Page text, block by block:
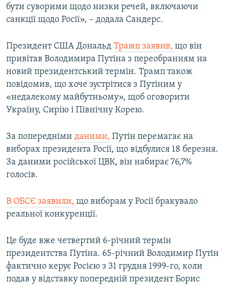
бути суворими щодо низки речей, включаючи
санкції щодо Росії», – додала Сандерс.
Президент США Дональд Трамп заявив, що він
привітав Володимира Путіна з переобранням на
новий президентський термін. Трамп також
повідомив, що хоче зустрітися з Путіним у
«недалекому майбутньому», щоб оговорити
Україну, Сирію і Північну Корею.
За попередніми даними, Путін перемагає на
виборах президента Росії, що відбулися 18 березня.
За даними російської ЦВК, він набирає 76,7%
голосів.
В ОБСЄ заявили, що виборам у Росії бракувало
реальної конкуренції.
Це буде вже четвертий 6-річний термін
президентства Путіна. 65-річний Володимир Путін
фактично керує Росією з 31 грудня 1999-го, коли
подав у відставку попередній президент Борис